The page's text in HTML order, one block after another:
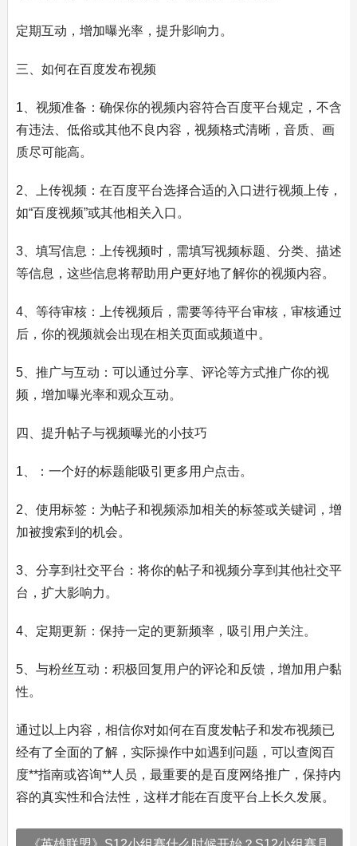
定期互动，增加曝光率，提升影响力。
三、如何在百度发布视频
1、视频准备：确保你的视频内容符合百度平台规定，不含
有违法、低俗或其他不良内容，视频格式清晰，音质、画
质尽可能高。
2、上传视频：在百度平台选择合适的入口进行视频上传，
如“百度视频”或其他相关入口。
3、填写信息：上传视频时，需填写视频标题、分类、描述
等信息，这些信息将帮助用户更好地了解你的视频内容。
4、等待审核：上传视频后，需要等待平台审核，审核通过
后，你的视频就会出现在相关页面或频道中。
5、推广与互动：可以通过分享、评论等方式推广你的视
频，增加曝光率和观众互动。
四、提升帖子与视频曝光的小技巧
1、：一个好的标题能吸引更多用户点击。
2、使用标签：为帖子和视频添加相关的标签或关键词，增
加被搜索到的机会。
3、分享到社交平台：将你的帖子和视频分享到其他社交平
台，扩大影响力。
4、定期更新：保持一定的更新频率，吸引用户关注。
5、与粉丝互动：积极回复用户的评论和反馈，增加用户黏
性。
通过以上内容，相信你对如何在百度发帖子和发布视频已
经有了全面的了解，实际操作中如遇到问题，可以查阅百
度**指南或咨询**人员，最重要的是百度网络推广，保持内
容的真实性和合法性，这样才能在百度平台上长久发展。